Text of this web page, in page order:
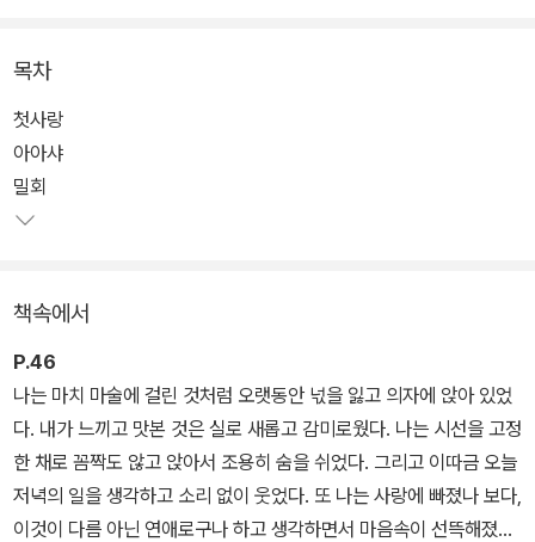
의 관료로 일하기도 했지만 문학잡지에 작품을 발표하다가 비평가 벨
린스키의 호명을 받아 작가의 길로 들어섰다.
투르게네프가 “나의 과거다”라고 말했을 정도로 자전적 요소가 두드
러진 〈첫사랑〉은 뭇 남성들의 마음을 사로잡은 매력적인 여성과 그녀
자기 가족을 모델로 삼아 작품화하고 풍자한 것을 비난하는 보수적인
귀족들도 있었으나 수많은 문인가 비평가는 아낌없는 찬사를 보냈다.
〈첫사랑〉과는 쌍벽을 이루는 작품으로 주인공 아아샤의 열정적이고
헌신적인 사랑을 그린 〈아아샤〉, 관찰자의 시선으로 바라본 연인의 슬
픈 이별과 뛰어난 자연 묘사의 대조가 돋보이는 〈밀회〉, 세 남녀의 엇
갈린 사랑과 비현실적인 기묘한 사건들을 환상적이고 신비로운 분위
목차
첫사랑
아아샤
밀회
책속에서
P.46
나는 마치 마술에 걸린 것처럼 오랫동안 넋을 잃고 의자에 앉아 있었
다. 내가 느끼고 맛본 것은 실로 새롭고 감미로웠다. 나는 시선을 고정
한 채로 꼼짝도 않고 앉아서 조용히 숨을 쉬었다. 그리고 이따금 오늘
저녁의 일을 생각하고 소리 없이 웃었다. 또 나는 사랑에 빠졌나 보다,
이것이 다름 아닌 연애로구나 하고 생각하면서 마음속이 선뜩해졌다.